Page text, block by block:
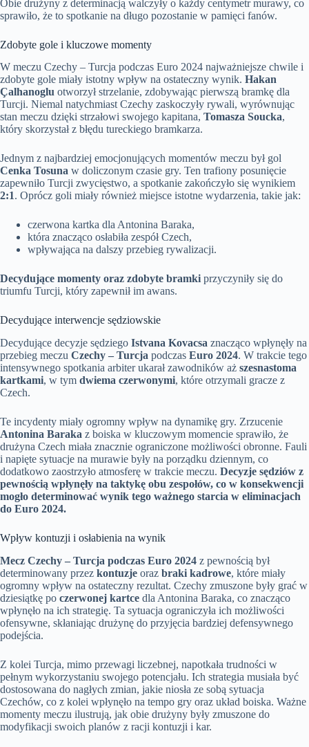
Obie drużyny z determinacją walczyły o każdy centymetr murawy, co
sprawiło, że to spotkanie na długo pozostanie w pamięci fanów.
Zdobyte gole i kluczowe momenty
W meczu Czechy – Turcja podczas Euro 2024 najważniejsze chwile i
zdobyte gole miały istotny wpływ na ostateczny wynik. Hakan
Çalhanoglu otworzył strzelanie, zdobywając pierwszą bramkę dla
Turcji. Niemal natychmiast Czechy zaskoczyły rywali, wyrównując
stan meczu dzięki strzałowi swojego kapitana, Tomasza Soucka,
który skorzystał z błędu tureckiego bramkarza.
Jednym z najbardziej emocjonujących momentów meczu był gol
Cenka Tosuna w doliczonym czasie gry. Ten trafiony posunięcie
zapewniło Turcji zwycięstwo, a spotkanie zakończyło się wynikiem
2:1. Oprócz goli miały również miejsce istotne wydarzenia, takie jak:
czerwona kartka dla Antonina Baraka,
która znacząco osłabiła zespół Czech,
wpływająca na dalszy przebieg rywalizacji.
Decydujące momenty oraz zdobyte bramki przyczyniły się do
triumfu Turcji, który zapewnił im awans.
Decydujące interwencje sędziowskie
Decydujące decyzje sędziego Istvana Kovacsa znacząco wpłynęły na
przebieg meczu Czechy – Turcja podczas Euro 2024. W trakcie tego
intensywnego spotkania arbiter ukarał zawodników aż szesnastoma
kartkami, w tym dwiema czerwonymi, które otrzymali gracze z
Czech.
Te incydenty miały ogromny wpływ na dynamikę gry. Zrzucenie
Antonina Baraka z boiska w kluczowym momencie sprawiło, że
drużyna Czech miała znacznie ograniczone możliwości obronne. Fauli
i napięte sytuacje na murawie były na porządku dziennym, co
dodatkowo zaostrzyło atmosferę w trakcie meczu. Decyzje sędziów z
pewnością wpłynęły na taktykę obu zespołów, co w konsekwencji
mogło determinować wynik tego ważnego starcia w eliminacjach
do Euro 2024.
Wpływ kontuzji i osłabienia na wynik
Mecz Czechy – Turcja podczas Euro 2024 z pewnością był
determinowany przez kontuzje oraz braki kadrowe, które miały
ogromny wpływ na ostateczny rezultat. Czechy zmuszone były grać w
dziesiątkę po czerwonej kartce dla Antonina Baraka, co znacząco
wpłynęło na ich strategię. Ta sytuacja ograniczyła ich możliwości
ofensywne, skłaniając drużynę do przyjęcia bardziej defensywnego
podejścia.
Z kolei Turcja, mimo przewagi liczebnej, napotkała trudności w
pełnym wykorzystaniu swojego potencjału. Ich strategia musiała być
dostosowana do nagłych zmian, jakie niosła ze sobą sytuacja
Czechów, co z kolei wpłynęło na tempo gry oraz układ boiska. Ważne
momenty meczu ilustrują, jak obie drużyny były zmuszone do
modyfikacji swoich planów z racji kontuzji i kar.